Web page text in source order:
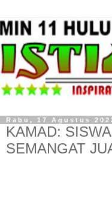
Rabu, 17 Agustus
KAMAD:
SEMANGAT